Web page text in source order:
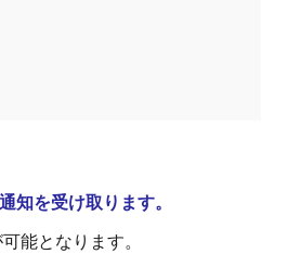
知を受け取ります。
能となります。